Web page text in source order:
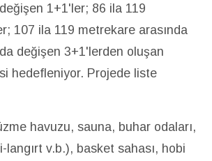
1+1'ler; 86 ila 119
107 ila 119 metrekare arasında
değişen 3+1'lerden oluşan
hedefleniyor. Projede liste
havuzu, sauna, buhar odaları,
v.b.), basket sahası, hobi